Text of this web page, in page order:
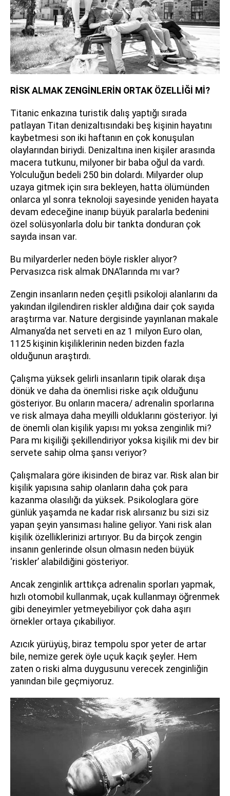
RİSK ALMAK ZENGİNLERİN ORTAK ÖZELLİĞİ Mİ?
Titanic enkazına turistik dalış yaptığı sırada
patlayan Titan denizaltısındaki beş kişinin hayatını
kaybetmesi son iki haftanın en çok konuşulan
olaylarından biriydi. Denizaltına inen kişiler arasında
macera tutkunu, milyoner bir baba oğul da vardı.
Yolculuğun bedeli 250 bin dolardı. Milyarder olup
uzaya gitmek için sıra bekleyen, hatta ölümünden
onlarca yıl sonra teknoloji sayesinde yeniden hayata
devam edeceğine inanıp büyük paralarla bedenini
özel solüsyonlarla dolu bir tankta donduran çok
sayıda insan var.
Bu milyarderler neden böyle riskler alıyor?
Pervasızca risk almak DNA’larında mı var?
Zengin insanların neden çeşitli psikoloji alanlarını da
yakından ilgilendiren riskler aldığına dair çok sayıda
araştırma var. Nature dergisinde yayınlanan makale
Almanya’da net serveti en az 1 milyon Euro olan,
1125 kişinin kişiliklerinin neden bizden fazla
olduğunun araştırdı.
Çalışma yüksek gelirli insanların tipik olarak dışa
dönük ve daha da önemlisi riske açık olduğunu
gösteriyor. Bu onların macera/ adrenalin sporlarına
ve risk almaya daha meyilli olduklarını gösteriyor. İyi
de önemli olan kişilik yapısı mı yoksa zenginlik mi?
Para mı kişiliği şekillendiriyor yoksa kişilik mi dev bir
servete sahip olma şansı veriyor?
Çalışmalara göre ikisinden de biraz var. Risk alan bir
kişilik yapısına sahip olanların daha çok para
kazanma olasılığı da yüksek. Psikologlara göre
günlük yaşamda ne kadar risk alırsanız bu sizi siz
yapan şeyin yansıması haline geliyor. Yani risk alan
kişilik özelliklerinizi artırıyor. Bu da birçok zengin
insanın genlerinde olsun olmasın neden büyük
‘riskler’ alabildiğini gösteriyor.
Ancak zenginlik arttıkça adrenalin sporları yapmak,
hızlı otomobil kullanmak, uçak kullanmayı öğrenmek
gibi deneyimler yetmeyebiliyor çok daha aşırı
örnekler ortaya çıkabiliyor.
Azıcık yürüyüş, biraz tempolu spor yeter de artar
bile, nemize gerek öyle uçuk kaçık şeyler. Hem
zaten o riski alma duygusunu verecek zenginliğin
yanından bile geçmiyoruz.